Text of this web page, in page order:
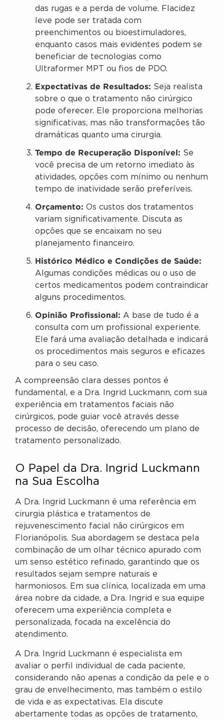
das rugas e a perda de volume. Flacidez
leve pode ser tratada com
preenchimentos ou bioestimuladores,
enquanto casos mais evidentes podem se
beneficiar de tecnologias como
Ultraformer MPT ou fios de PDO.
Expectativas de Resultados: Seja realista
sobre o que o tratamento não cirúrgico
pode oferecer. Ele proporciona melhorias
significativas, mas não transformações tão
dramáticas quanto uma cirurgia.
Tempo de Recuperação Disponível: Se
você precisa de um retorno imediato às
atividades, opções com mínimo ou nenhum
tempo de inatividade serão preferíveis.
Orçamento: Os custos dos tratamentos
variam significativamente. Discuta as
opções que se encaixam no seu
planejamento financeiro.
Histórico Médico e Condições de Saúde:
Algumas condições médicas ou o uso de
certos medicamentos podem contraindicar
alguns procedimentos.
Opinião Profissional: A base de tudo é a
consulta com um profissional experiente.
Ele fará uma avaliação detalhada e indicará
os procedimentos mais seguros e eficazes
para o seu caso.
A compreensão clara desses pontos é
fundamental, e a Dra. Ingrid Luckmann, com sua
experiência em tratamentos faciais não
cirúrgicos, pode guiar você através desse
processo de decisão, oferecendo um plano de
tratamento personalizado.
O Papel da Dra. Ingrid Luckmann
na Sua Escolha
A Dra. Ingrid Luckmann é uma referência em
cirurgia plástica e tratamentos de
rejuvenescimento facial não cirúrgicos em
Florianópolis. Sua abordagem se destaca pela
combinação de um olhar técnico apurado com
um senso estético refinado, garantindo que os
resultados sejam sempre naturais e
harmoniosos. Em sua clínica, localizada em uma
área nobre da cidade, a Dra. Ingrid e sua equipe
oferecem uma experiência completa e
personalizada, focada na excelência do
atendimento.
A Dra. Ingrid Luckmann é especialista em
avaliar o perfil individual de cada paciente,
considerando não apenas a condição da pele e o
grau de envelhecimento, mas também o estilo
de vida e as expectativas. Ela discute
abertamente todas as opções de tratamento,